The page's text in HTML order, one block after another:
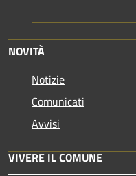
NOVITÀ
Notizie
Comunicati
Avvisi
VIVERE IL COMUNE